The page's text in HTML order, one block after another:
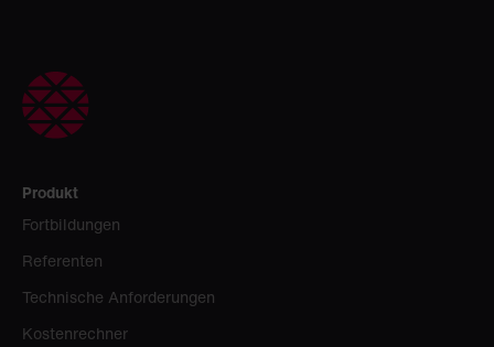
Produkt
Fortbildungen
Referenten
Technische Anforderungen
Kostenrechner